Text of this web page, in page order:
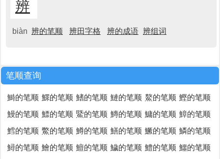
辨
biàn 辨的笔顺 辨田字格 辨的成语 辨组词
笔顺查询
鰣的笔顺 鰥的笔顺 鰭的笔顺 鰱的笔顺 鰲的笔顺 鰹的笔顺
鰻的笔顺 鰾的笔顺 鱀的笔顺 鱄的笔顺 鱅的笔顺 鱆的笔顺
鱈的笔顺 鱉的笔顺 鱒的笔顺 鱔的笔顺 鱖的笔顺 鱗的笔顺
鱘的笔顺 鱠的笔顺 鱣的笔顺 鱥的笔顺 鱧的笔顺 鱷的笔顺